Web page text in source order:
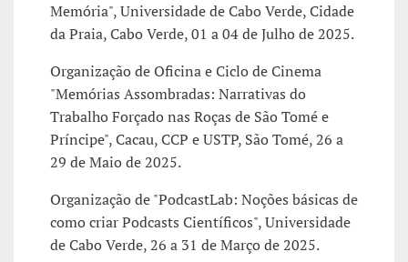
Memória", Universidade de Cabo Verde, Cidade
da Praia, Cabo Verde, 01 a 04 de Julho de 2025.
Organização de Oficina e Ciclo de Cinema
"Memórias Assombradas: Narrativas do
Trabalho Forçado nas Roças de São Tomé e
Príncipe", Cacau, CCP e USTP, São Tomé, 26 a
29 de Maio de 2025.
Organização de "PodcastLab: Noções básicas de
como criar Podcasts Científicos", Universidade
de Cabo Verde, 26 a 31 de Março de 2025.